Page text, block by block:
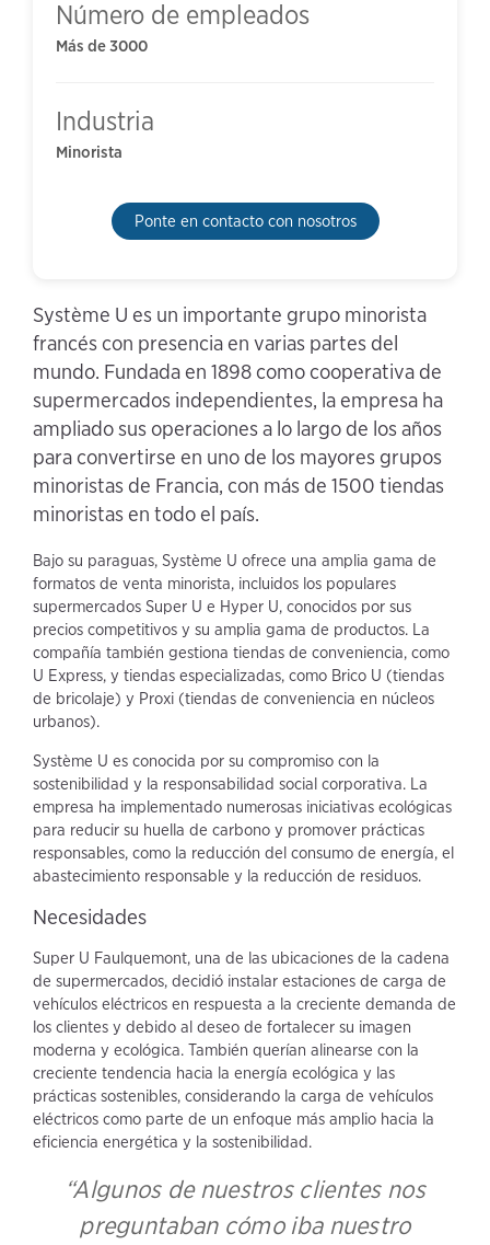
Número de empleados
Más de 3000
Industria
Minorista
Ponte en contacto con nosotros
Système U es un importante grupo minorista
francés con presencia en varias partes del
mundo. Fundada en 1898 como cooperativa de
supermercados independientes, la empresa ha
ampliado sus operaciones a lo largo de los años
para convertirse en uno de los mayores grupos
minoristas de Francia, con más de 1500 tiendas
minoristas en todo el país.
Bajo su paraguas, Système U ofrece una amplia gama de
formatos de venta minorista, incluidos los populares
supermercados Super U e Hyper U, conocidos por sus
precios competitivos y su amplia gama de productos. La
compañía también gestiona tiendas de conveniencia, como
U Express, y tiendas especializadas, como Brico U (tiendas
de bricolaje) y Proxi (tiendas de conveniencia en núcleos
urbanos).
Système U es conocida por su compromiso con la
sostenibilidad y la responsabilidad social corporativa. La
empresa ha implementado numerosas iniciativas ecológicas
para reducir su huella de carbono y promover prácticas
responsables, como la reducción del consumo de energía, el
abastecimiento responsable y la reducción de residuos.
Necesidades
Super U Faulquemont, una de las ubicaciones de la cadena
de supermercados, decidió instalar estaciones de carga de
vehículos eléctricos en respuesta a la creciente demanda de
los clientes y debido al deseo de fortalecer su imagen
moderna y ecológica. También querían alinearse con la
creciente tendencia hacia la energía ecológica y las
prácticas sostenibles, considerando la carga de vehículos
eléctricos como parte de un enfoque más amplio hacia la
eficiencia energética y la sostenibilidad.
“Algunos de nuestros clientes nos
preguntaban cómo iba nuestro